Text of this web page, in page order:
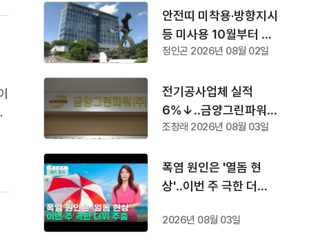
안전띠 미착용·방향지시
등 미사용 10월부터 단
속
정인곤 2026년 08월 02일
전기공사업체 실적
6%↓‥금양그린파워
'수주 1위'
조창래 2026년 08월 03일
폭염 원인은 '열돔 현
상'‥이번 주 극한 더위
2026년 08월 03일